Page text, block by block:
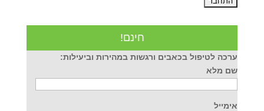
חינם!
ערכה לטיפול בכאבים ורגשות במהירות וביעילות:
שם מלא
אימייל